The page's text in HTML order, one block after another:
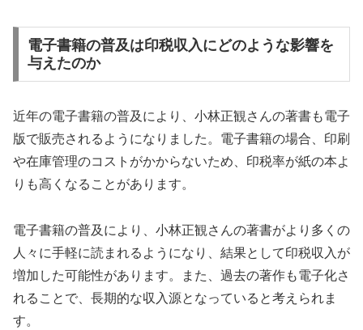
電子書籍の普及は印税収入にどのような影響を
与えたのか
近年の電子書籍の普及により、小林正観さんの著書も電子
版で販売されるようになりました。電子書籍の場合、印刷
や在庫管理のコストがかからないため、印税率が紙の本よ
りも高くなることがあります。
電子書籍の普及により、小林正観さんの著書がより多くの
人々に手軽に読まれるようになり、結果として印税収入が
増加した可能性があります。また、過去の著作も電子化さ
れることで、長期的な収入源となっていると考えられま
す。